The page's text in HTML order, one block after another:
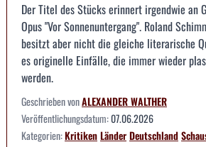
Der Titel des Stücks erinnert irgendwie an
Opus "Vor Sonnenuntergang". Roland
besitzt aber nicht die gleiche literarische
es originelle Einfälle, die immer wieder
werden.
Geschrieben vonALEXANDER WALTHER
Veröffentlichungsdatum:07.06.2026
Kategorien:KritikenLänderDeutschland